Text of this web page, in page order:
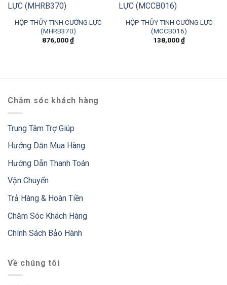
HỘP THỦY TINH CƯỜNG LỰC
(MHRB370)
876,000₫
HỘP THỦY TINH CƯỜNG LỰC
(MCCB016)
138,000₫
Chăm sóc khách hàng
Trung Tâm Trợ Giúp
Hướng Dẫn Mua Hàng
Hướng Dẫn Thanh Toán
Vận Chuyển
Trả Hàng & Hoàn Tiền
Chăm Sóc Khách Hàng
Chính Sách Bảo Hành
Về chúng tôi